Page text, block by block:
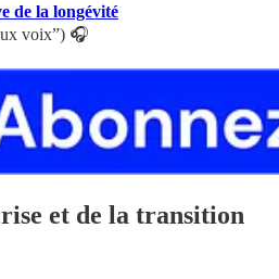
de la longévité
voix”) 🎧
et de la transition